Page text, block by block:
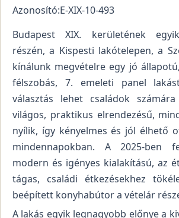
Azonosító:E-XIX-10-493
Budapest XIX. kerületének
részén, a Kispesti lakótelepen, a
kínálunk megvételre egy jó
félszobás, 7. emeleti panel
választás lehet családok
világos, praktikus elrendezésű,
nyílik, így kényelmes és jól élhető
mindennapokban. A 2025-ben
modern és igényes kialakítású, az
tágas, családi étkezésekhez
beépített konyhabútor a vételár
A lakás egyik legnagyobb előnye a